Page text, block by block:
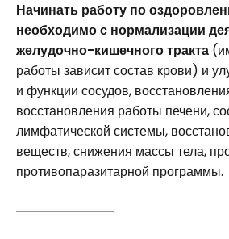
Начинать работу по
необходимо с нормализации
желудочно-кишечного тракта
работы зависит состав крови) и
и функции сосудов,
восстановления работы печени,
лимфатической системы,
веществ, снижения массы тела,
противопаразитарной программы.